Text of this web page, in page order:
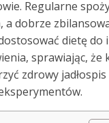
Regularne
a dobrze
dietę
sprawiając, że
zdrowy